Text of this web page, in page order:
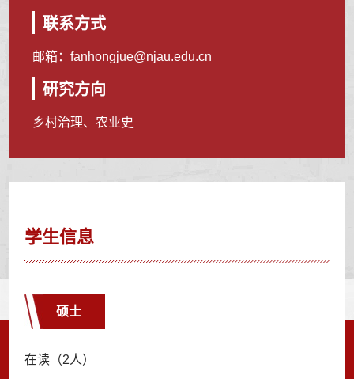
联系方式
邮箱：fanhongjue@njau.edu.cn
研究方向
乡村治理、农业史
学生信息
硕士
在读（2人）